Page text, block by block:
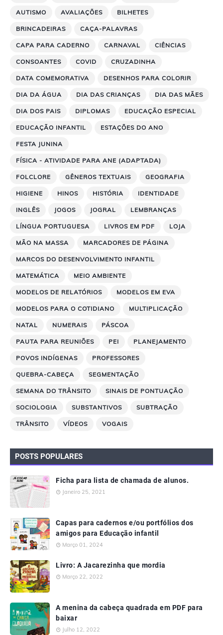
AUTISMO AVALIAÇÕES BILHETES
BRINCADEIRAS CAÇA-PALAVRAS
CAPA PARA CADERNO CARNAVAL CIÊNCIAS
CONSOANTES COVID CRUZADINHA
DATA COMEMORATIVA DESENHOS PARA COLORIR
DIA DA ÁGUA DIA DAS CRIANÇAS DIA DAS MÃES
DIA DOS PAIS DIPLOMAS EDUCAÇÃO ESPECIAL
EDUCAÇÃO INFANTIL ESTAÇÕES DO ANO
FESTA JUNINA
FÍSICA - ATIVIDADE PARA ANE (ADAPTADA)
FOLCLORE GÊNEROS TEXTUAIS GEOGRAFIA
HIGIENE HINOS HISTÓRIA IDENTIDADE
INGLÊS JOGOS JOGRAL LEMBRANÇAS
LÍNGUA PORTUGUESA LIVROS EM PDF LOJA
MÃO NA MASSA MARCADORES DE PÁGINA
MARCOS DO DESENVOLVIMENTO INFANTIL
MATEMÁTICA MEIO AMBIENTE
MODELOS DE RELATÓRIOS MODELOS EM EVA
MODELOS PARA O COTIDIANO MULTIPLICAÇÃO
NATAL NUMERAIS PÁSCOA
PAUTA PARA REUNIÕES PEI PLANEJAMENTO
POVOS INDÍGENAS PROFESSORES
QUEBRA-CABEÇA SEGMENTAÇÃO
SEMANA DO TRÂNSITO SINAIS DE PONTUAÇÃO
SOCIOLOGIA SUBSTANTIVOS SUBTRAÇÃO
TRÂNSITO VÍDEOS VOGAIS
POSTS POPULARES
Ficha para lista de chamada de alunos.
Janeiro 25, 2021
Capas para cadernos e/ou portfólios dos
amigos para Educação infantil
Março 01, 2024
Livro: A Jacarezinha que mordia
Março 22, 2022
A menina da cabeça quadrada em PDF para
baixar
Julho 12, 2022